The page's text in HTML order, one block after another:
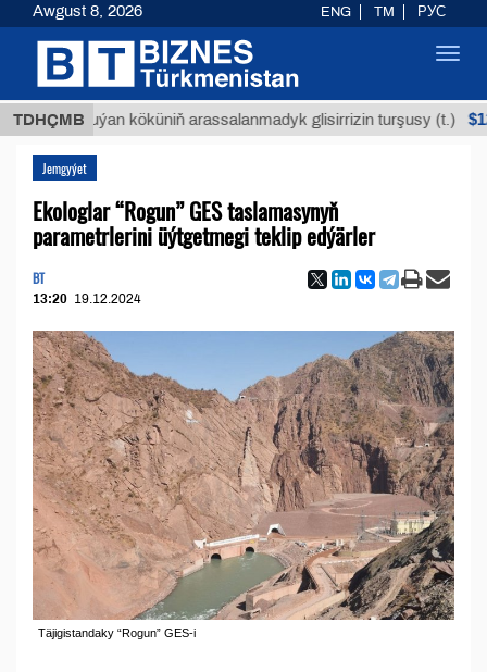
TDHÇMB
Buýan köküniň arassalanmadyk glisirrizin turşusy (t.) $12935,18
Jemgyýet
Ekologlar “Rogun” GES taslamasynyň
parametrlerini üýtgetmegi teklip edýärler
BT
13:20 19.12.2024
Täjigistandaky “Rogun” GES-i
Awgust 8, 2026 ENG TM РУС